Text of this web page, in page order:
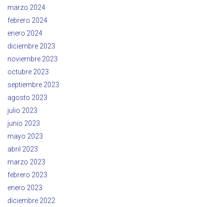
marzo 2024
febrero 2024
enero 2024
diciembre 2023
noviembre 2023
octubre 2023
septiembre 2023
agosto 2023
julio 2023
junio 2023
mayo 2023
abril 2023
marzo 2023
febrero 2023
enero 2023
diciembre 2022